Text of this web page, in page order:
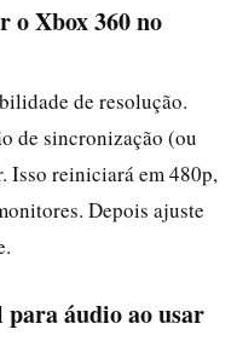
o Xbox 360 no
de resolução.
de sincronização (ou
Isso reiniciará em 480p,
Depois ajuste
para áudio ao usar